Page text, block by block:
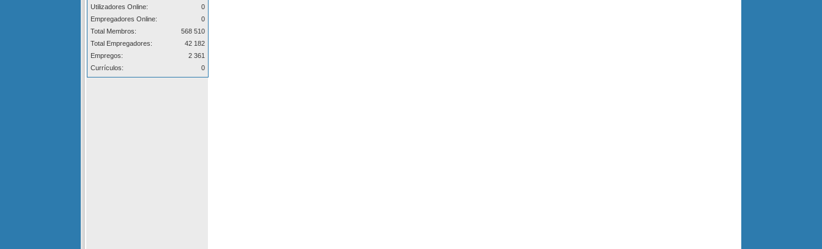
Utilizadores Online:
0
Empregadores Online:
0
Total Membros:
568 510
Total Empregadores:
42 182
Empregos:
2 361
Currículos:
0